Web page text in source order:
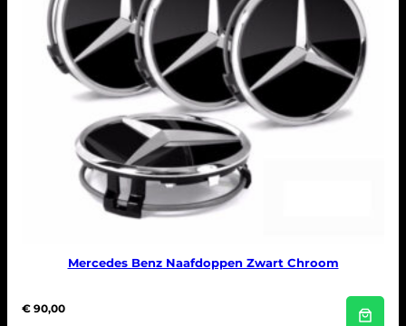
Mercedes Benz Naafdoppen Zwart Chroom
€ 90,00